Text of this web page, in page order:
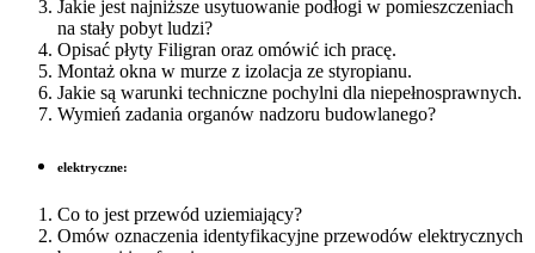
Jakie jest najniższe usytuowanie podłogi w pomieszczeniach
na stały pobyt ludzi?
Opisać płyty Filigran oraz omówić ich pracę.
Montaż okna w murze z izolacja ze styropianu.
Jakie są warunki techniczne pochylni dla niepełnosprawnych.
Wymień zadania organów nadzoru budowlanego?
elektryczne:
Co to jest przewód uziemiający?
Omów oznaczenia identyfikacyjne przewodów elektrycznych